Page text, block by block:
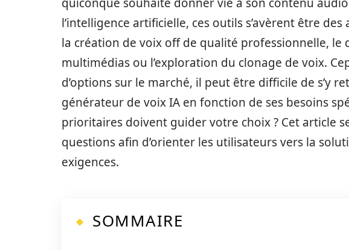
l’intelligence artificielle, ces outils s’avèrent être
la création de voix off de qualité professionnelle, le
multimédias ou l’exploration du clonage de voix.
d’options sur le marché, il peut être difficile de s’y
générateur de voix IA en fonction de ses besoins
prioritaires doivent guider votre choix ? Cet article
questions afin d’orienter les utilisateurs vers la
exigences.
SOMMAIRE